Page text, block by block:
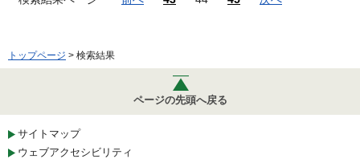
トップページ > 検索結果
ページの先頭へ戻る
サイトマップ
ウェブアクセシビリティ